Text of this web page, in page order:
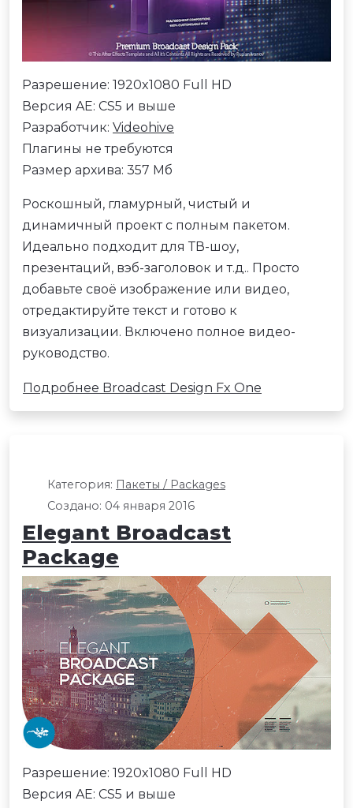
Разрешение: 1920x1080 Full HD
Версия AE: CS5 и выше
Разработчик: Videohive
Плагины не требуются
Размер архива: 357 Мб
Роскошный, гламурный, чистый и
динамичный проект с полным пакетом.
Идеально подходит для ТВ-шоу,
презентаций, вэб-заголовок и т.д.. Просто
добавьте своё изображение или видео,
отредактируйте текст и готово к
визуализации. Включено полное видео-
руководство.
Подробнее Broadcast Design Fx One
Категория: Пакеты / Packages
Создано: 04 января 2016
Elegant Broadcast
Package
Разрешение: 1920x1080 Full HD
Версия AE: CS5 и выше